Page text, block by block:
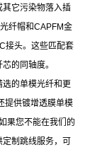
它污染物落入插
纤帽和CAPFM金
接头。这些匹配套
的同轴度。
的单模光纤和更
提供镀增透膜单模
果您不能在我们的
制跳线服务，可